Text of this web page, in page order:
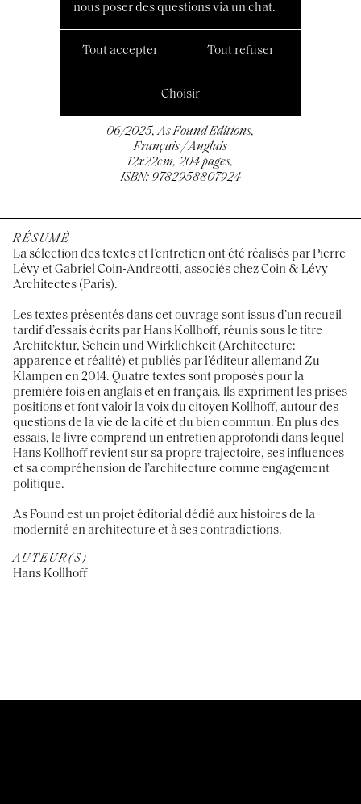
06/2025, As Found Editions,
Français / Anglais
12x22cm, 204 pages,
ISBN: 9782958807924
RÉSUMÉ
La sélection des textes et l’entretien ont été réalisés par Pierre
Lévy et Gabriel Coin-Andreotti, associés chez Coin & Lévy
Architectes (Paris).
Les textes présentés dans cet ouvrage sont issus d’un recueil
tardif d’essais écrits par Hans Kollhoff, réunis sous le titre
Architektur, Schein und Wirklichkeit (Architecture:
apparence et réalité) et publiés par l’éditeur allemand Zu
Klampen en 2014. Quatre textes sont proposés pour la
première fois en anglais et en français. Ils expriment les prises
positions et font valoir la voix du citoyen Kollhoff, autour des
questions de la vie de la cité et du bien commun. En plus des
essais, le livre comprend un entretien approfondi dans lequel
Hans Kollhoff revient sur sa propre trajectoire, ses influences
et sa compréhension de l’architecture comme engagement
politique.
As Found est un projet éditorial dédié aux histoires de la
modernité en architecture et à ses contradictions.
AUTEUR(S)
Hans Kollhoff
nous poser des questions via un chat.
Tout accepter Tout refuser
Choisir